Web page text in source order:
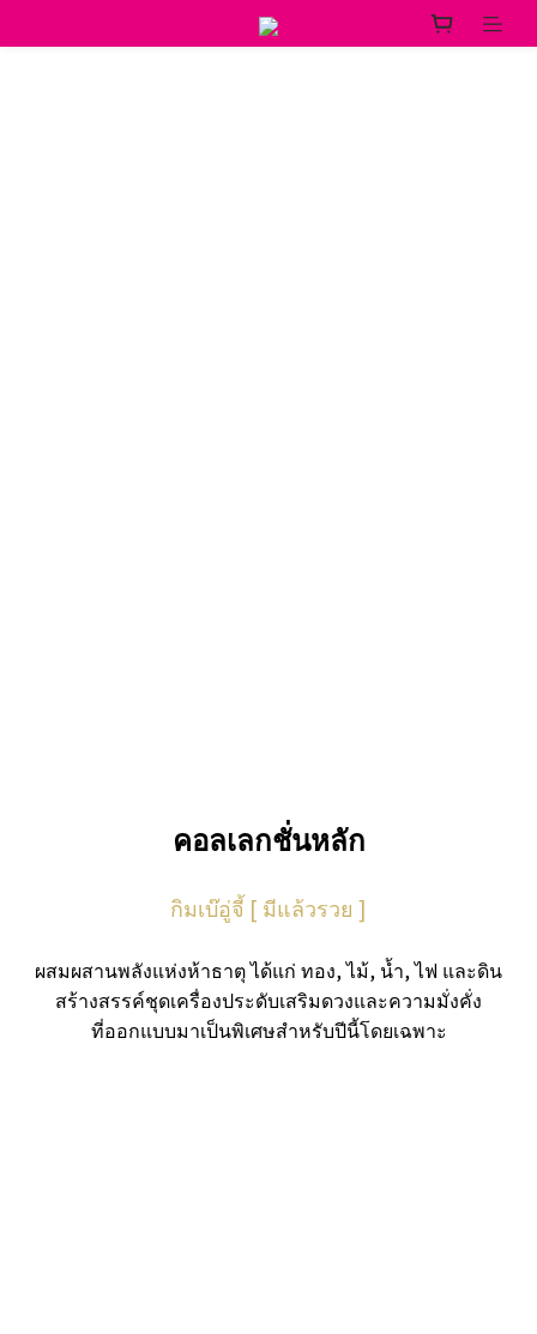
คอลเลกชั่นหลัก
กิมเบ๊อู่จี้ [ มีแล้วรวย ]
ผสมผสานพลังแห่งห้าธาตุ ได้แก่ ทอง, ไม้, น้ำ, ไฟ และดิน
สร้างสรรค์ชุดเครื่องประดับเสริมดวงและความมั่งคั่ง
ที่ออกแบบมาเป็นพิเศษสำหรับปีนี้โดยเฉพาะ